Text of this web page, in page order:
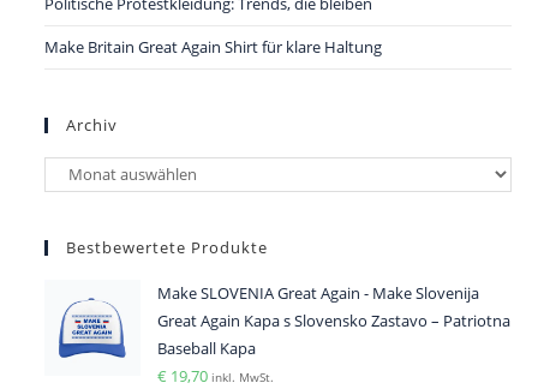
Make Britain Great Again Shirt für klare Haltung
Archiv
Archiv
Bestbewertete Produkte
Make SLOVENIA Great Again - Make Slovenija
Great Again Kapa s Slovensko Zastavo – Patriotna
Baseball Kapa
€ 19,70 inkl. MwSt.